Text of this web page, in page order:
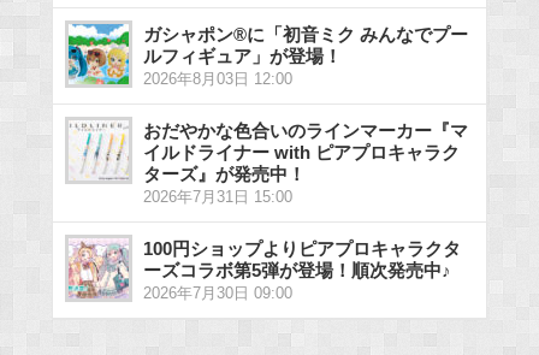
ガシャポン®に「初音ミク みんなでプー
ルフィギュア」が登場！
2026年8月03日 12:00
おだやかな色合いのラインマーカー『マ
イルドライナー with ピアプロキャラク
ターズ』が発売中！
2026年7月31日 15:00
100円ショップよりピアプロキャラクタ
ーズコラボ第5弾が登場！順次発売中♪
2026年7月30日 09:00